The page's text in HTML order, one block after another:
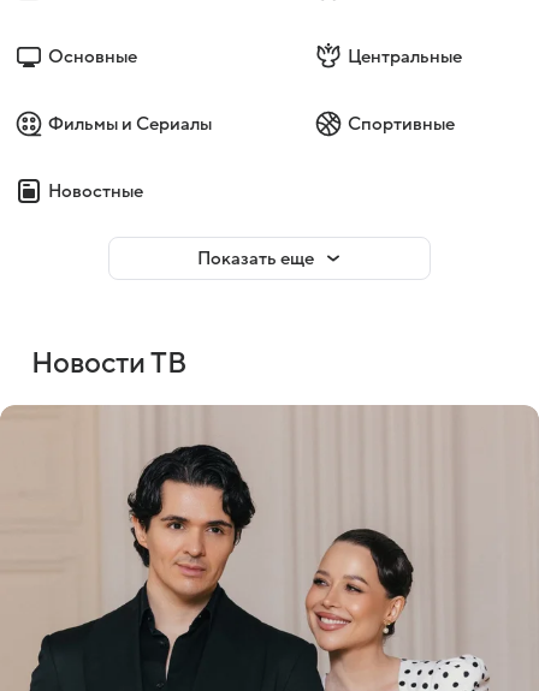
Основные Центральные
Фильмы и Сериалы Спортивные
Новостные
Показать еще
Новости ТВ